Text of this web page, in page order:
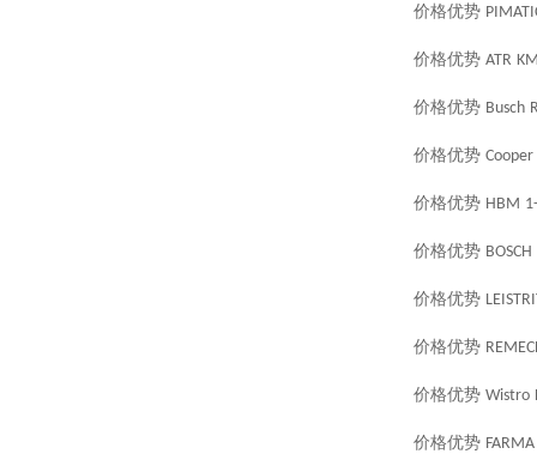
价格优势
价格优势 ATR
价格优势 Busch
价格优势 Cooper
价格优势 HBM
价格优势 BOSCH
价格优势
价格优势
价格优势 Wistro
价格优势 FARMA